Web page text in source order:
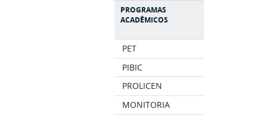
PROGRAMAS
ACADÊMICOS
PET
PIBIC
PROLICEN
MONITORIA